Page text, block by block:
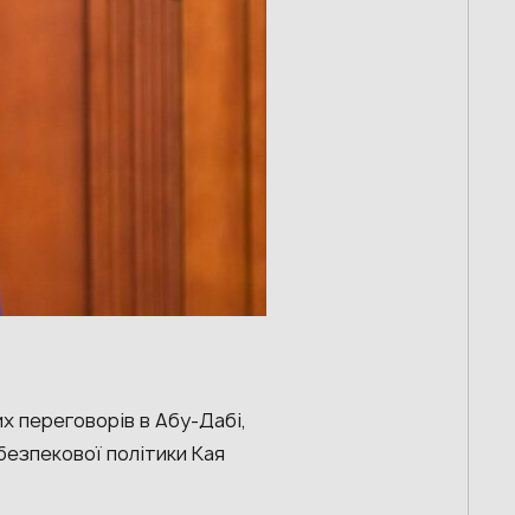
переговорів в Абу-Дабі,
політики Кая